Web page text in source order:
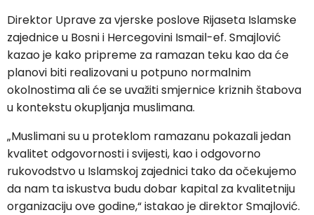
Direktor Uprave za vjerske poslove Rijaseta Islamske
zajednice u Bosni i Hercegovini Ismail-ef. Smajlović
kazao je kako pripreme za ramazan teku kao da će
planovi biti realizovani u potpuno normalnim
okolnostima ali će se uvažiti smjernice kriznih štabova
u kontekstu okupljanja muslimana.
„Muslimani su u proteklom ramazanu pokazali jedan
kvalitet odgovornosti i svijesti, kao i odgovorno
rukovodstvo u Islamskoj zajednici tako da očekujemo
da nam ta iskustva budu dobar kapital za kvalitetniju
organizaciju ove godine,“ istakao je direktor Smajlović.